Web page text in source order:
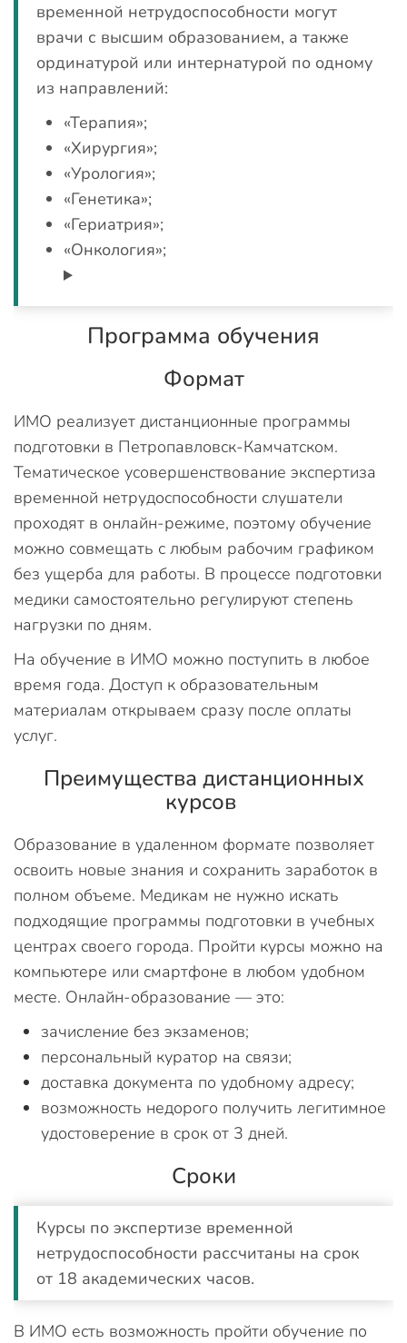
временной нетрудоспособности могут
врачи с высшим образованием, а также
ординатурой или интернатурой по одному
из направлений:
«Терапия»;
«Хирургия»;
«Урология»;
«Генетика»;
«Гериатрия»;
«Онкология»;
Программа обучения
Формат
ИМО реализует дистанционные программы
подготовки в Петропавловск-Камчатском.
Тематическое усовершенствование экспертиза
временной нетрудоспособности слушатели
проходят в онлайн-режиме, поэтому обучение
можно совмещать с любым рабочим графиком
без ущерба для работы. В процессе подготовки
медики самостоятельно регулируют степень
нагрузки по дням.
На обучение в ИМО можно поступить в любое
время года. Доступ к образовательным
материалам открываем сразу после оплаты
услуг.
Преимущества дистанционных
курсов
Образование в удаленном формате позволяет
освоить новые знания и сохранить заработок в
полном объеме. Медикам не нужно искать
подходящие программы подготовки в учебных
центрах своего города. Пройти курсы можно на
компьютере или смартфоне в любом удобном
месте. Онлайн-образование — это:
зачисление без экзаменов;
персональный куратор на связи;
доставка документа по удобному адресу;
возможность недорого получить легитимное
удостоверение в срок от 3 дней.
Сроки
Курсы по экспертизе временной
нетрудоспособности рассчитаны на срок
от 18 академических часов.
В ИМО есть возможность пройти обучение по